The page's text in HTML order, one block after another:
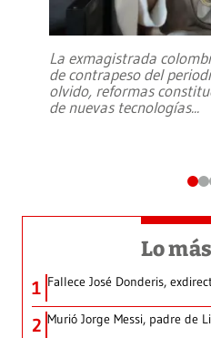
La exmagistrada
de contrapeso del
olvido, reformas
de nuevas tecnologías...
Lo
1 Fallece José Donderis,
2 Murió Jorge Messi, padre de